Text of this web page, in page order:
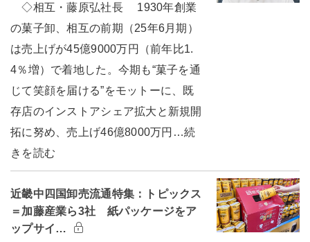
◇相互・藤原弘社長 1930年創業
の菓子卸、相互の前期（25年6月期）
は売上げが45億9000万円（前年比1.
4％増）で着地した。今期も“菓子を通
じて笑顔を届ける”をモットーに、既
存店のインストアシェア拡大と新規開
拓に努め、売上げ46億8000万円…続
きを読む
近畿中四国卸売流通特集：トピックス
＝加藤産業ら3社 紙パッケージをア
ップサイ…